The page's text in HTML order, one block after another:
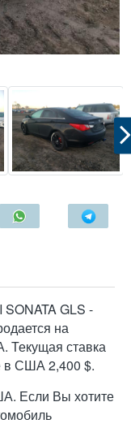
GLS -
на
Текущая ставка
в США 2,400 $.
Если Вы хотите